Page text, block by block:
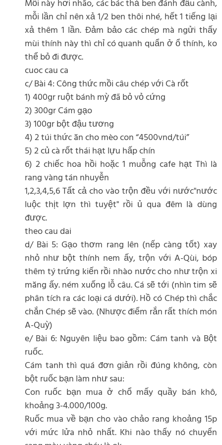
Mồi này hơi nhão, các bác thả ben đánh đầu cành,
mỗi lần chỉ nên xả 1/2 ben thôi nhé, hết 1 tiếng lại
xả thêm 1 lần. Đảm bảo các chép mà ngửi thấy
mùi thính này thì chỉ có quanh quẩn ở ổ thính, ko
thể bỏ đi được.
cuoc cau ca
c/ Bài 4: Công thức mồi câu chép với Cà rốt
1) 400gr ruột bánh mỳ đã bỏ vỏ cứng
2) 300gr Cám gạo
3) 100gr bột đậu tương
4) 2 túi thức ăn cho mèo con “4500vnd/túi”
5) 2 củ cà rốt thái hạt lựu hấp chín
6) 2 chiếc hoa hồi hoặc 1 muỗng cafe hạt Thì là
rang vàng tán nhuyễn
1,2,3,4,5,6 Tất cả cho vào trộn đều với nước"nước
luộc thịt lợn thì tuyệt" rồi ủ qua đêm là dùng
được.
theo cau dai
d/ Bài 5: Gạo thơm rang lên (nếp càng tốt) xay
nhỏ như bột thính nem ấy, trộn với A-Qùi, bóp
thêm tý trứng kiến rồi nhào nước cho như trộn xi
măng ấy. ném xuống lỗ câu. Cá sẽ tới (nhìn tim sẽ
phân tích ra các loại cá dưới). Hồ có Chép thì chắc
chắn Chép sẽ vào. (Nhược điểm rắn rất thích món
A-Quỳ)
e/ Bài 6: Nguyên liệu bao gồm: Cám tanh và Bột
ruốc.
Cám tanh thì quá đơn giản rồi đúng không, còn
bột ruốc bạn làm như sau:
Con ruốc bạn mua ở chổ mấy quầy bán khô,
khoảng 3-4.000/100g.
Ruốc mua về bạn cho vào chảo rang khoảng 15p
với mức lửa nhỏ nhất. Khi nào thấy nó chuyển